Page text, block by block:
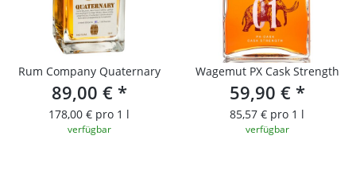
Rum Company Quaternary
89,00 € *
178,00 € pro 1 l
verfügbar
Wagemut PX Cask Strength
59,90 € *
85,57 € pro 1 l
verfügbar